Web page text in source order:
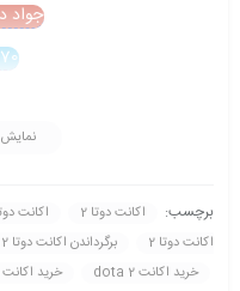
جواد
نمایش
برچسب: اکانت دوتا 2 اکانت دوتا 2
اکانت دوتا 2
برگرداندن اکانت دوتا 2
خريد اکانت dota 2
خريد اکانت